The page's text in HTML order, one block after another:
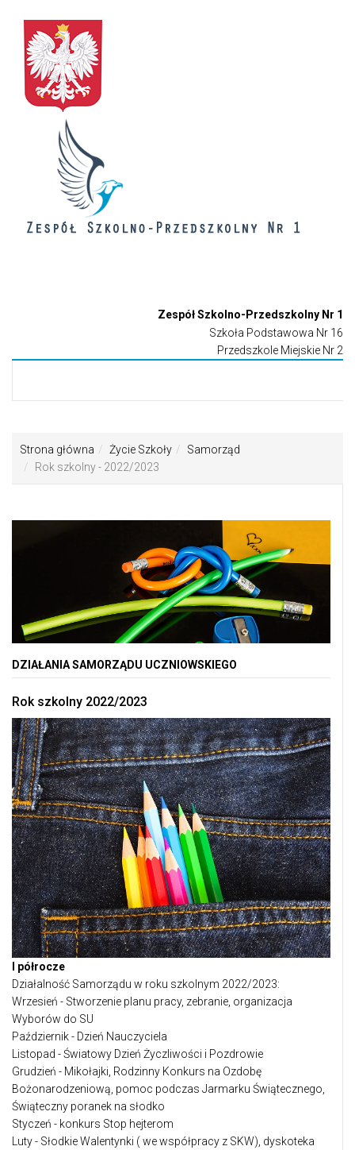
Zespół Szkolno-Przedszkolny Nr 1
Szkoła Podstawowa Nr 16
Przedszkole Miejskie Nr 2
Strona główna Życie Szkoły
Samorząd
Rok szkolny - 2022/2023
DZIAŁANIA SAMORZĄDU UCZNIOWSKIEGO
Rok szkolny 2022/2023
I półrocze
Działalność Samorządu w roku szkolnym 2022/2023:
Wrzesień - Stworzenie planu pracy, zebranie, organizacja
Wyborów do SU
Październik - Dzień Nauczyciela
Listopad - Światowy Dzień Życzliwości i Pozdrowie
Grudzień - Mikołajki, Rodzinny Konkurs na Ozdobę
Bożonarodzeniową, pomoc podczas Jarmarku Świątecznego,
Świąteczny poranek na słodko
Styczeń - konkurs Stop hejterom
Luty - Słodkie Walentynki ( we współpracy z SKW), dyskoteka